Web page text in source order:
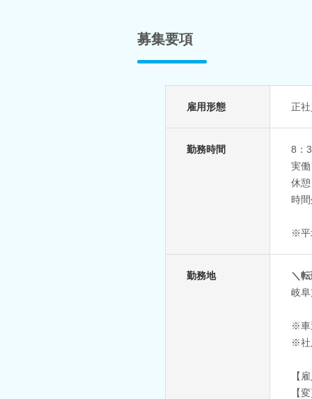
募集要項
雇用形態 正
勤務時間
8：
実
休
時
※平
勤務地
＼
岐
※車
※社
【
【